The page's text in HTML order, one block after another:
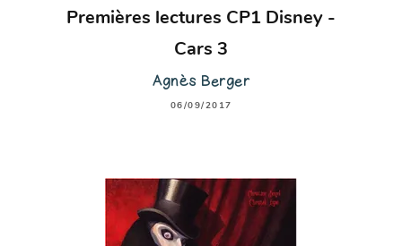
Premières lectures CP1 Disney -
Cars 3
Agnès Berger
06/09/2017